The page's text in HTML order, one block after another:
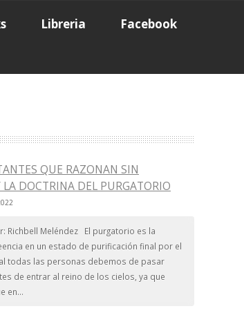
Libreria Facebook
QUE RAZONAN SIN
LA DOCTRINA DEL PURGATORIO
Richbell Meléndez El purgatorio es la
en un estado de purificación final por el
todas las personas debemos de pasar
de entrar al reino de los cielos, ya que
en...